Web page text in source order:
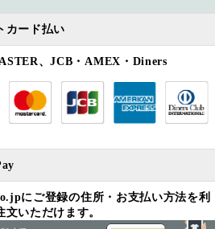
カード払い
、JCB・AMEX・Diners
にご登録の住所・お支払い方法を利
文いただけます。